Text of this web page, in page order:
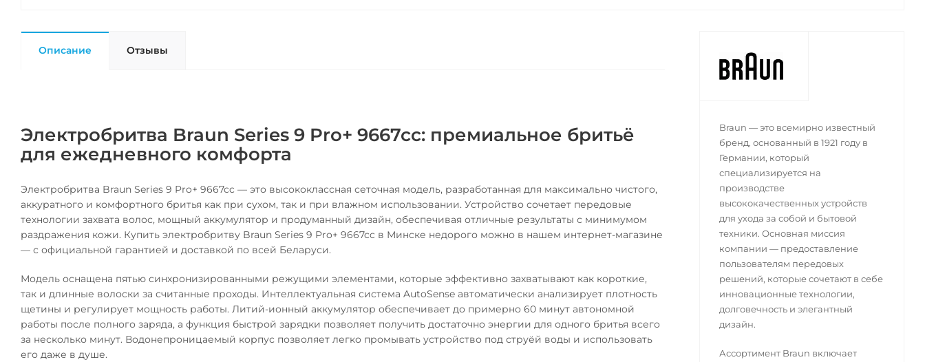
Описание Отзывы
Электробритва Braun Series 9 Pro+ 9667cc: премиальное бритьё
для ежедневного комфорта
Электробритва Braun Series 9 Pro+ 9667cc — это высококлассная сеточная модель, разработанная для максимально чистого,
аккуратного и комфортного бритья как при сухом, так и при влажном использовании. Устройство сочетает передовые
технологии захвата волос, мощный аккумулятор и продуманный дизайн, обеспечивая отличные результаты с минимумом
раздражения кожи. Купить электробритву Braun Series 9 Pro+ 9667cc в Минске недорого можно в нашем интернет-магазине
— с официальной гарантией и доставкой по всей Беларуси.
Модель оснащена пятью синхронизированными режущими элементами, которые эффективно захватывают как короткие,
так и длинные волоски за считанные проходы. Интеллектуальная система AutoSense автоматически анализирует плотность
щетины и регулирует мощность работы. Литий-ионный аккумулятор обеспечивает до примерно 60 минут автономной
работы после полного заряда, а функция быстрой зарядки позволяет получить достаточно энергии для одного бритья всего
за несколько минут. Водонепроницаемый корпус позволяет легко промывать устройство под струёй воды и использовать
его даже в душе.
Braun — это всемирно известный
бренд, основанный в 1921 году в
Германии, который
специализируется на
производстве
высококачественных устройств
для ухода за собой и бытовой
техники. Основная миссия
компании — предоставление
пользователям передовых
решений, которые сочетают в себе
инновационные технологии,
долговечность и элегантный
дизайн.
Ассортимент Braun включает